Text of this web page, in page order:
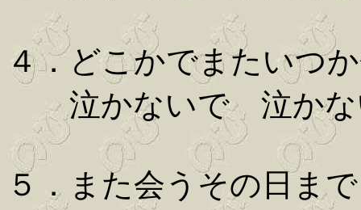
４．どこかでまたいつ
泣かないで 泣かな
５．また会うその日ま